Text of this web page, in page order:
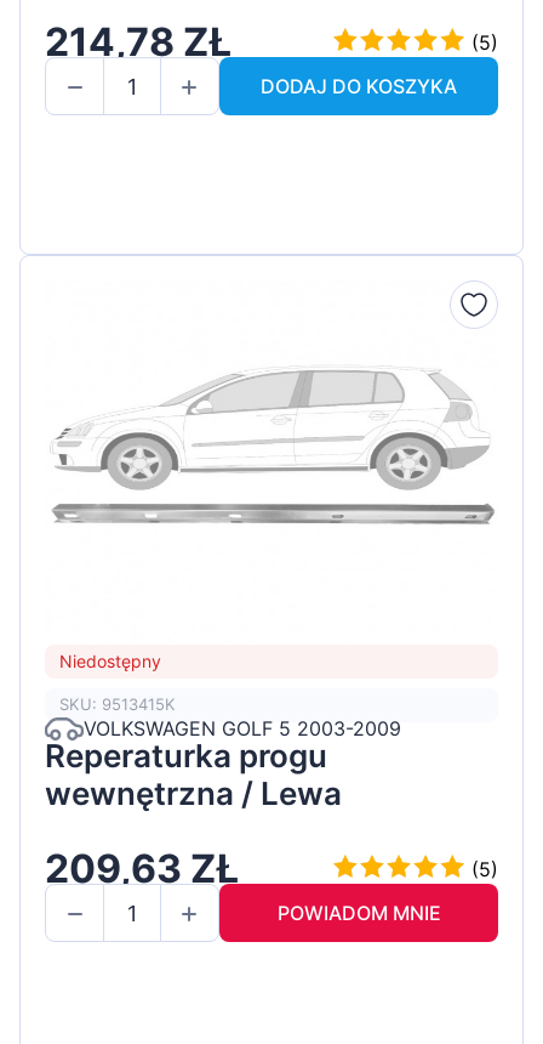
214,78 ZŁ
(5)
DODAJ DO KOSZYKA
Niedostępny
SKU: 9513415K
VOLKSWAGEN GOLF 5 2003-2009
Reperaturka progu
wewnętrzna / Lewa
209,63 ZŁ
(5)
POWIADOM MNIE